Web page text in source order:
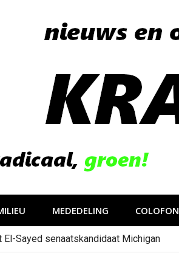
MEDEDELING COLOFON
Sayed senaatskandidaat Michigan